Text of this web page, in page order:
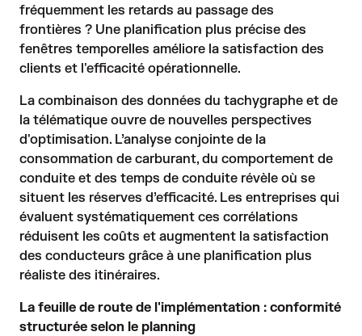
fréquemment les retards au passage des
frontières ? Une planification plus précise des
fenêtres temporelles améliore la satisfaction des
clients et l'efficacité opérationnelle.
La combinaison des données du tachygraphe et de
la télématique ouvre de nouvelles perspectives
d'optimisation. L’analyse conjointe de la
consommation de carburant, du comportement de
conduite et des temps de conduite révèle où se
situent les réserves d’efficacité. Les entreprises qui
évaluent systématiquement ces corrélations
réduisent les coûts et augmentent la satisfaction
des conducteurs grâce à une planification plus
réaliste des itinéraires.
La feuille de route de l'implémentation : conformité
structurée selon le planning